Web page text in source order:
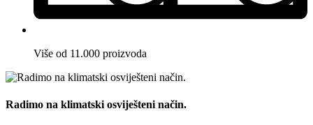
Više od 11.000 proizvoda
Radimo na klimatski osviješteni način.